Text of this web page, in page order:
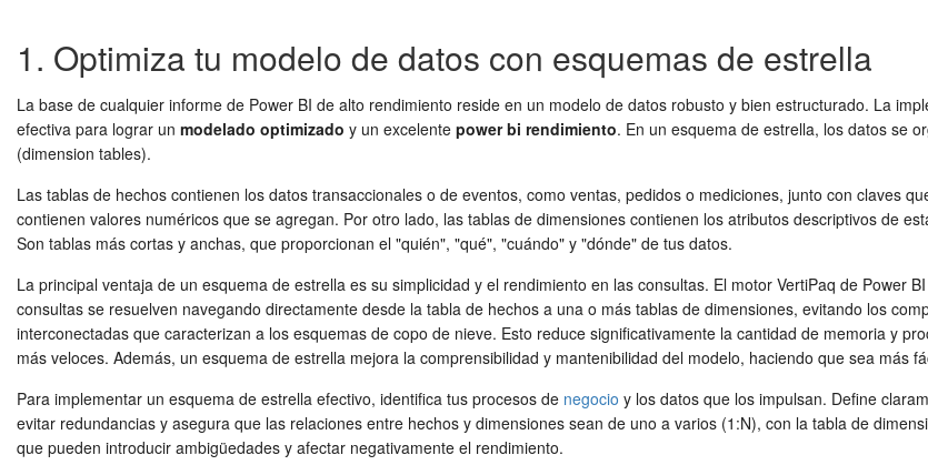
1. Optimiza tu modelo de datos con esquemas de estrella
La base de cualquier informe de Power BI de alto rendimiento reside en un modelo de datos robusto y bien estructurado. La
efectiva para lograr un modelado optimizado y un excelente power bi rendimiento. En un esquema de estrella, los datos se
(dimension tables).
Las tablas de hechos contienen los datos transaccionales o de eventos, como ventas, pedidos o mediciones, junto con claves
contienen valores numéricos que se agregan. Por otro lado, las tablas de dimensiones contienen los atributos descriptivos de
Son tablas más cortas y anchas, que proporcionan el "quién", "qué", "cuándo" y "dónde" de tus datos.
La principal ventaja de un esquema de estrella es su simplicidad y el rendimiento en las consultas. El motor VertiPaq de Power
consultas se resuelven navegando directamente desde la tabla de hechos a una o más tablas de dimensiones, evitando los
interconectadas que caracterizan a los esquemas de copo de nieve. Esto reduce significativamente la cantidad de memoria y
más veloces. Además, un esquema de estrella mejora la comprensibilidad y mantenibilidad del modelo, haciendo que sea más
Para implementar un esquema de estrella efectivo, identifica tus procesos de negocio y los datos que los impulsan. Define
evitar redundancias y asegura que las relaciones entre hechos y dimensiones sean de uno a varios (1:N), con la tabla de
que pueden introducir ambigüedades y afectar negativamente el rendimiento.